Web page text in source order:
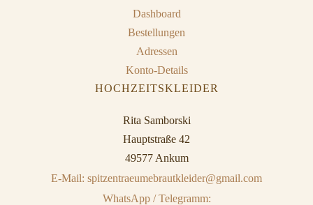
Dashboard
Bestellungen
Adressen
Konto-Details
HOCHZEITSKLEIDER
Rita Samborski
Hauptstraße 42
49577 Ankum
E-Mail: spitzentraeumebrautkleider@gmail.com
WhatsApp / Telegramm: